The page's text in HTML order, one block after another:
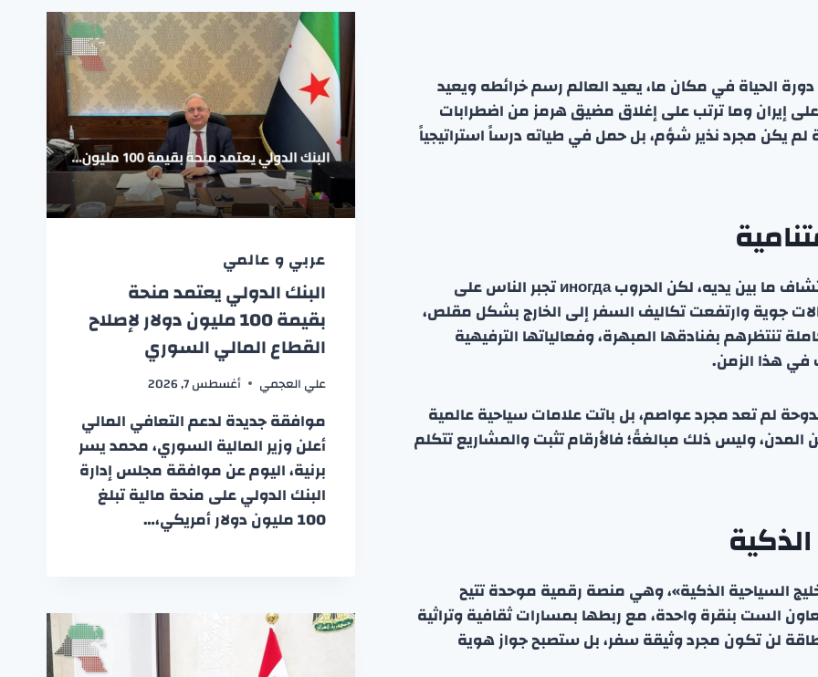
الحياة في مكان ما، يعيد العالم رسم خرائطه ويعيد
إيران وما ترتب على إغلاق مضيق هرمز من اضطرابات
لم يكن مجرد نذير شؤم، بل حمل في طياته درساً استراتيجياً
لم يكن المسافر العربي أو الخليجي بحاجة إلى حرب لاكتشاف ما بين يديه، لكن الحروب иногда تجبر الناس على
جوية وارتفعت تكاليف السفر إلى الخارج بشكل مقلص،
تنتظرهم بفنادقها المبهرة، وفعالياتها الترفيهية
في هذا الزمن.
لم تعد مجرد عواصم، بل باتت علامات سياحية عالمية
وليس ذلك مبالغةً؛ فالأرقام تثبت والمشاريع تتكلم
السياحية الذكية»، وهي منصة رقمية موحدة تتيح
الست بنقرة واحدة، مع ربطها بمسارات ثقافية وتراثية
لن تكون مجرد وثيقة سفر، بل ستصبح جواز هوية
عربي و عالمي
البنك الدولي يعتمد منحة
بقيمة 100 مليون دولار لإصلاح
القطاع المالي السوري
علي العجمي أغسطس 7, 2026
موافقة جديدة لدعم التعافي المالي
أعلن وزير المالية السوري، محمد يسر
برنية، اليوم عن موافقة مجلس إدارة
البنك الدولي على منحة مالية تبلغ
100 مليون دولار أمريكي،…